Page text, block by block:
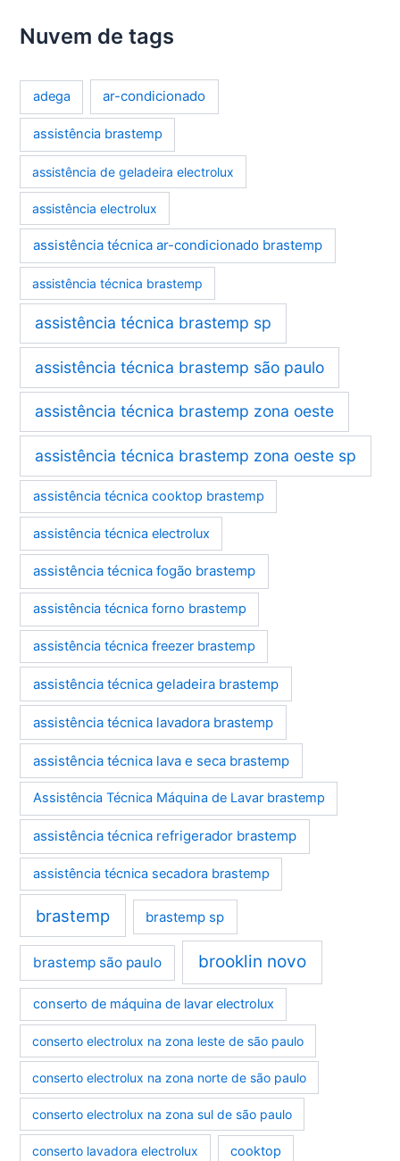
Nuvem de tags
adega ar-condicionado
assistência brastemp
assistência de geladeira electrolux
assistência electrolux
assistência técnica ar-condicionado brastemp
assistência técnica brastemp
assistência técnica brastemp sp
assistência técnica brastemp são paulo
assistência técnica brastemp zona oeste
assistência técnica brastemp zona oeste sp
assistência técnica cooktop brastemp
assistência técnica electrolux
assistência técnica fogão brastemp
assistência técnica forno brastemp
assistência técnica freezer brastemp
assistência técnica geladeira brastemp
assistência técnica lavadora brastemp
assistência técnica lava e seca brastemp
Assistência Técnica Máquina de Lavar brastemp
assistência técnica refrigerador brastemp
assistência técnica secadora brastemp
brastemp brastemp sp
brastemp são paulo brooklin novo
conserto de máquina de lavar electrolux
conserto electrolux na zona leste de são paulo
conserto electrolux na zona norte de são paulo
conserto electrolux na zona sul de são paulo
conserto lavadora electrolux cooktop